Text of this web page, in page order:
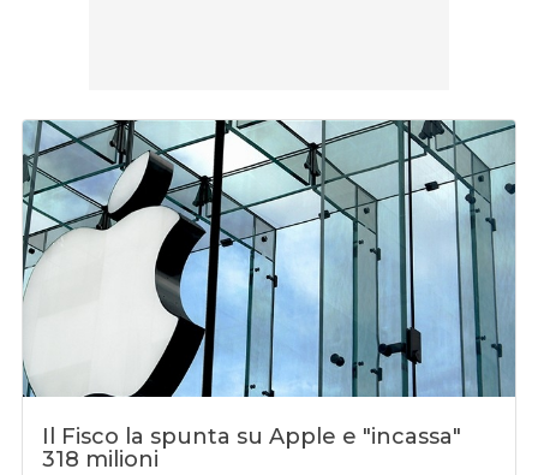
Il Fisco la spunta su Apple e "incassa"
318 milioni